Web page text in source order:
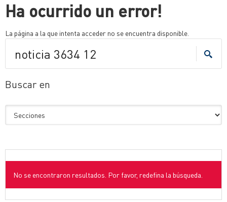
Ha ocurrido un error!
La página a la que intenta acceder no se encuentra disponible.
Buscar en
No se encontraron resultados. Por favor, redefina la búsqueda.